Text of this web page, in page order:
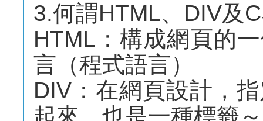
3.何謂HTML、DIV及
HTML：構成網頁的
言（程式語言）
DIV：在網頁設計，